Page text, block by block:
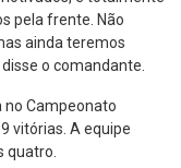
pela frente. Não
ainda teremos
o comandante.
no Campeonato
vitórias. A equipe
quatro.